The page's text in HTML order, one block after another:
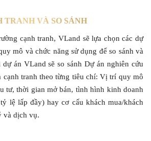
TRANH VÀ SO SÁNH
cạnh tranh, VLand sẽ lựa chọn các dự
mô và chức năng sử dụng để so sánh và
án VLand sẽ so sánh Dự án nghiên cứu
tranh theo từng tiêu chí: Vị trí quy mô
tư, thời gian mở bán, tình hình kinh doanh
lệ lấp đầy) hay cơ cấu khách mua/khách
và dịch vụ.